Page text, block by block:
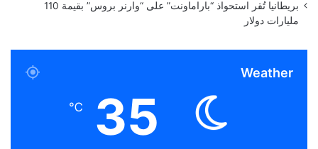
تد
بريطانيا تُقر استحواذ “باراماونت” على “وارنر بروس” بقيمة 110
مليارات دولار
Weather
35
℃